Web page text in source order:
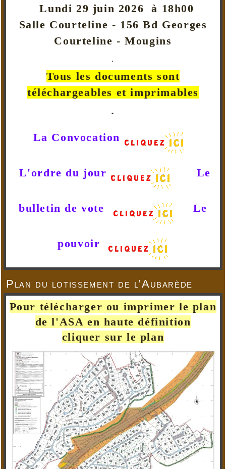
Lundi 29 juin 2026 à 18h00
Salle Courteline - 156 Bd Georges
Courteline - Mougins
.
Tous les documents sont
téléchargeables et imprimables
.
La Convocation
L'ordre du jour Le
bulletin de vote Le
pouvoir
Plan du lotissement de l'Aubarède
Pour télécharger ou imprimer le plan
de l'ASA en haute définition
cliquer sur le plan